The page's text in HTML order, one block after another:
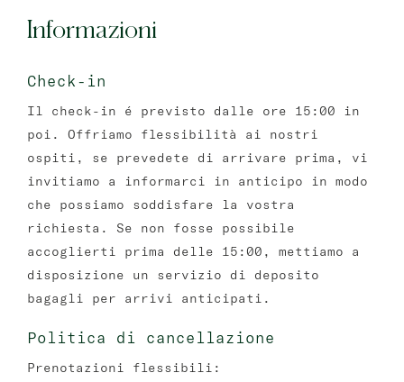
Informazioni
Check-in
Il check-in é previsto dalle ore 15:00 in
poi. Offriamo flessibilità ai nostri
ospiti, se prevedete di arrivare prima, vi
invitiamo a informarci in anticipo in modo
che possiamo soddisfare la vostra
richiesta. Se non fosse possibile
accoglierti prima delle 15:00, mettiamo a
disposizione un servizio di deposito
bagagli per arrivi anticipati.
Politica di cancellazione
Prenotazioni flessibili: